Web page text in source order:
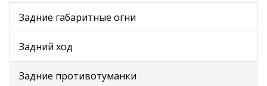
Задние габаритные огни
Задний ход
Задние противотуманки